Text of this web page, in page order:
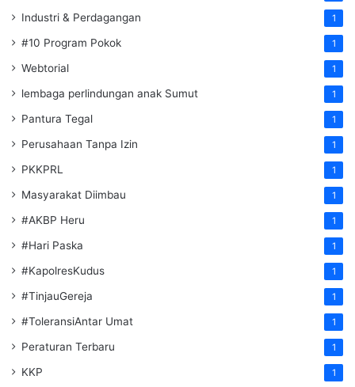
Industri & Perdagangan 1
#10 Program Pokok 1
Webtorial 1
lembaga perlindungan anak Sumut 1
Pantura Tegal 1
Perusahaan Tanpa Izin 1
PKKPRL 1
Masyarakat Diimbau 1
#AKBP Heru 1
#Hari Paska 1
#KapolresKudus 1
#TinjauGereja 1
#ToleransiAntar Umat 1
Peraturan Terbaru 1
KKP 1